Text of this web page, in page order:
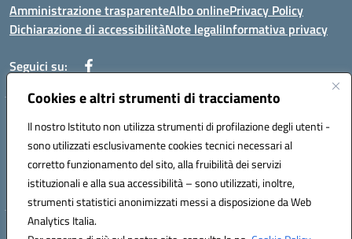
Cookies e altri strumenti di tracciamento
Il nostro Istituto non utilizza strumenti di profilazione degli utenti -
sono utilizzati esclusivamente cookies tecnici necessari al
corretto funzionamento del sito, alla fruibilità dei servizi
istituzionali e alla sua accessibilità – sono utilizzati, inoltre,
strumenti statistici anonimizzati messi a disposizione da Web
Analytics Italia.
Amministrazione trasparenteAlbo onlinePrivacy Policy
Dichiarazione di accessibilitàNote legaliInformativa privacy
Seguici su:
VIA MONTALE SNC 81100 CASERTA (CE)
Mail: ceic8a000n@istruzione.it - PEC: ceic8a000n@pec.istruzione.it
Codice meccanografico: CEIC8A000N
Codice fiscale: 93090190617
Hosting & Powered by 3D Solution S.r.l.